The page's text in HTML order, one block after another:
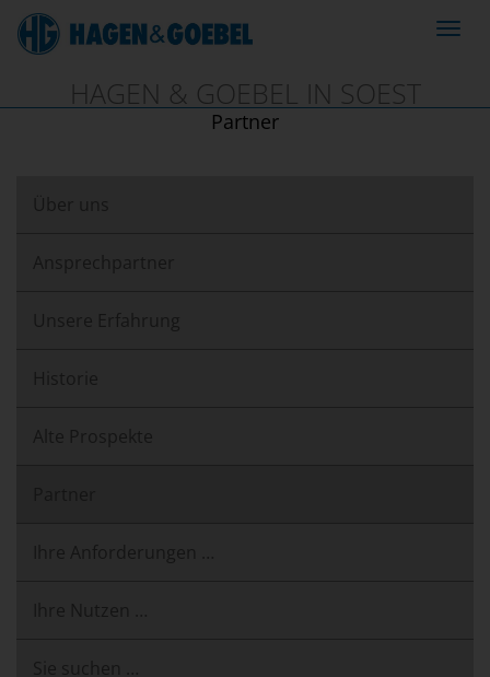
HAGEN & GOEBEL IN SOEST
Partner